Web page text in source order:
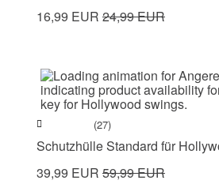
16,99 EUR 24,99 EUR
(27)
Schutzhülle Standard für
39,99 EUR 59,99 EUR